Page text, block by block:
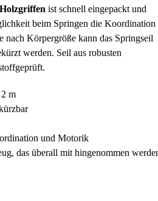
ist schnell eingepackt und
beim Springen die Koordination
nach Körpergröße kann das Springseil
werden. Seil aus robusten
m
und Motorik
das überall mit hingenommen